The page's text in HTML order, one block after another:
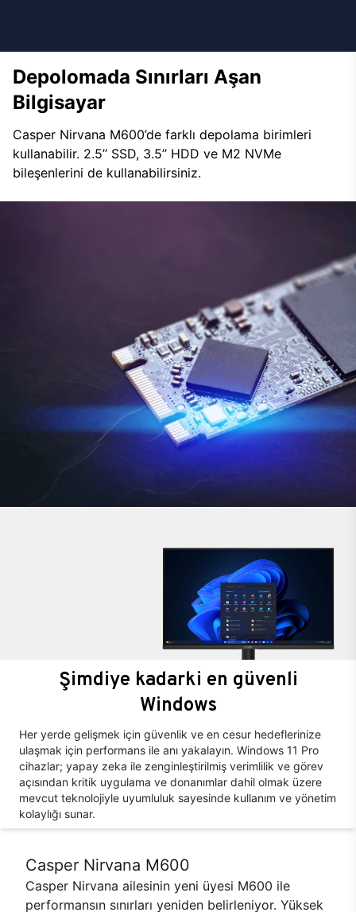
Depolomada Sınırları Aşan
Bilgisayar
Casper Nirvana M600’de farklı depolama birimleri
kullanabilir. 2.5’’ SSD, 3.5’’ HDD ve M2 NVMe
bileşenlerini de kullanabilirsiniz.
Şimdiye kadarki en güvenli
Windows
Her yerde gelişmek için güvenlik ve en cesur hedeflerinize
ulaşmak için performans ile anı yakalayın. Windows 11 Pro
cihazlar; yapay zeka ile zenginleştirilmiş verimlilik ve görev
açısından kritik uygulama ve donanımlar dahil olmak üzere
mevcut teknolojiyle uyumluluk sayesinde kullanım ve yönetim
kolaylığı sunar.
Casper Nirvana M600
Casper Nirvana ailesinin yeni üyesi M600 ile
performansın sınırları yeniden belirleniyor. Yüksek